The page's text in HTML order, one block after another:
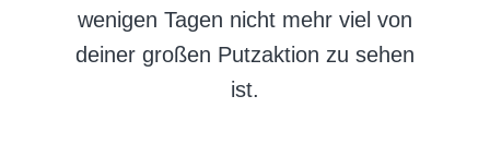
wenigen Tagen nicht mehr viel von
deiner großen Putzaktion zu sehen
ist.